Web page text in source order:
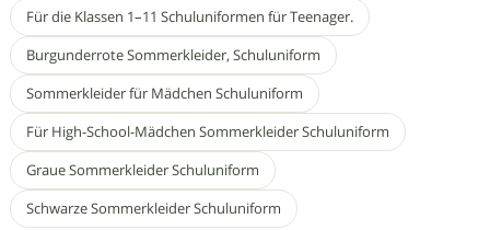
Für die Klassen 1–11 Schuluniformen für Teenager.
Burgunderrote Sommerkleider, Schuluniform
Sommerkleider für Mädchen Schuluniform
Für High-School-Mädchen Sommerkleider Schuluniform
Graue Sommerkleider Schuluniform
Schwarze Sommerkleider Schuluniform